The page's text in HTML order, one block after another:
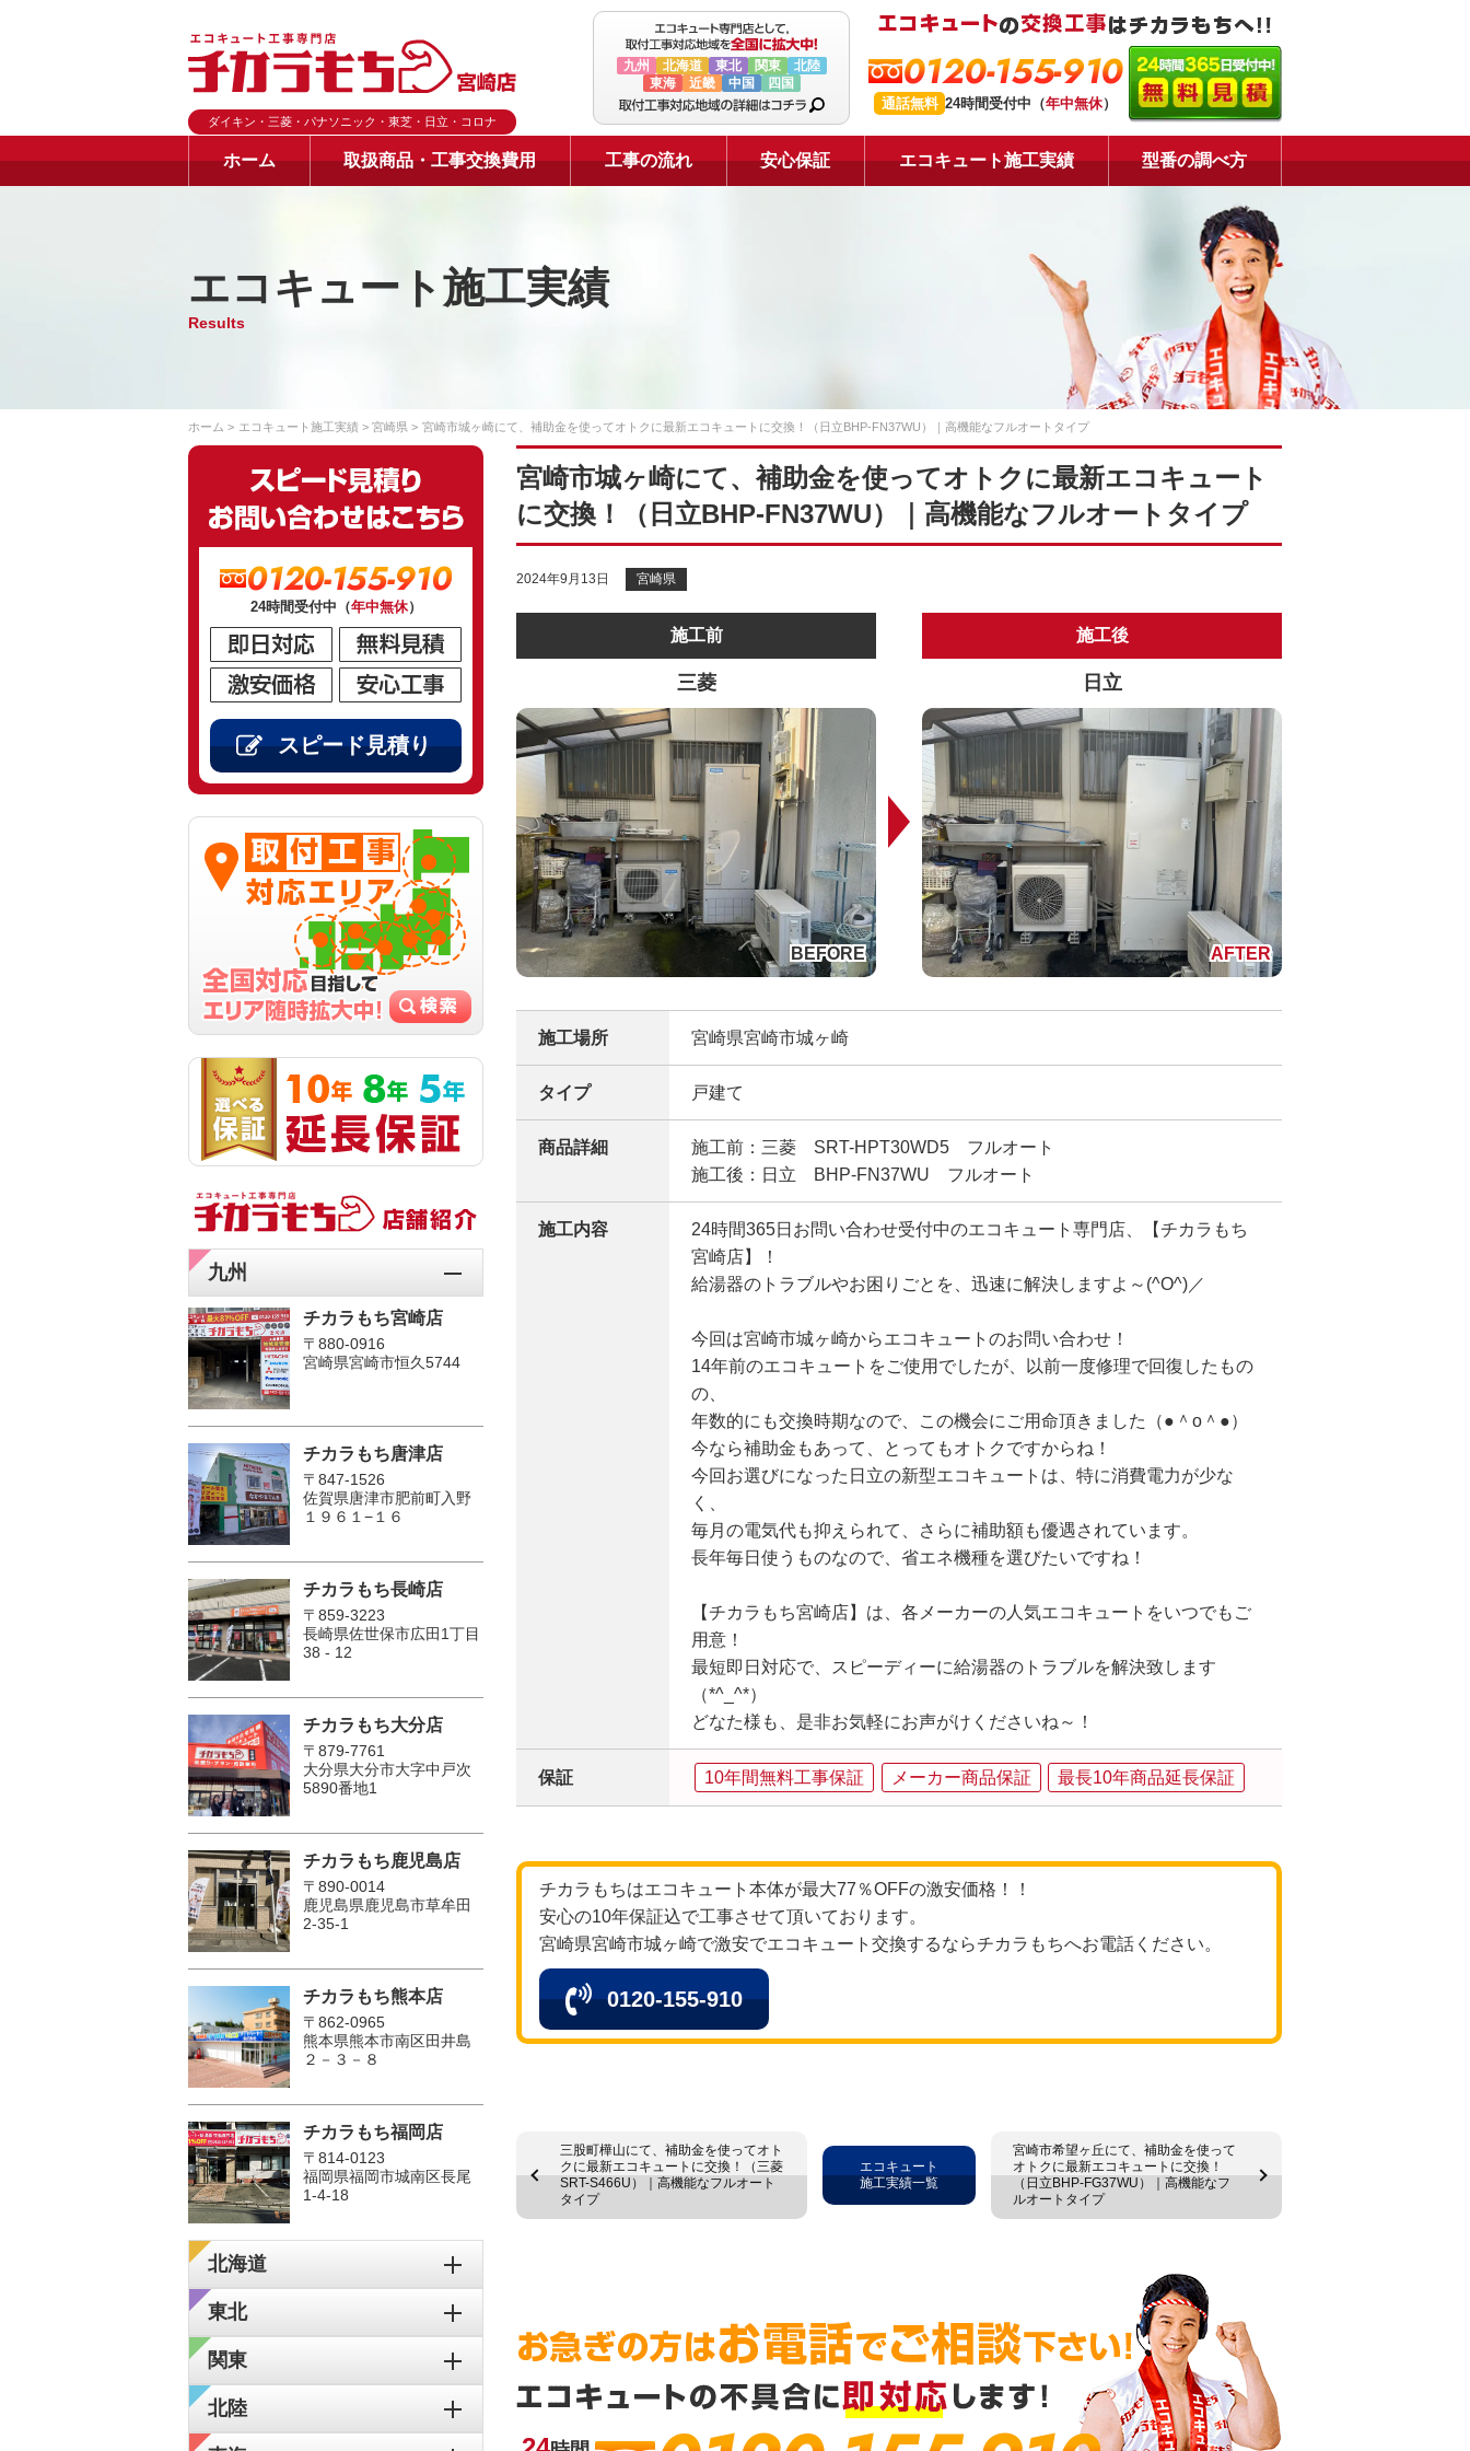
ダイキン・三菱・パナソニック・東芝・日立・コロナ
九州 北海道 東北 関東
北陸
東海
近畿 中国 四国 0120-155-910
通話無料 24時間受付中（年中無休）
ホーム 取扱商品・工事交換費用 工事の流れ 安心保証 エコキュート施工実績 型番の調べ方
エコキュート施工実績
Results
ホーム エコキュート施工実績 宮崎県 宮崎市城ヶ崎にて、補助金を使ってオトクに最新エコキュートに交換！（日立BHP-FN37WU）｜高機能なフルオートタイプ
宮崎市城ヶ崎にて、補助金を使ってオトクに最新エコキュート
に交換！（日立BHP-FN37WU）｜高機能なフルオートタイプ
2024年9月13日 宮崎県
施工前
三菱
施工後
日立
施工場所 宮崎県宮崎市城ヶ崎
タイプ 戸建て
商品詳細
施工前：三菱 SRT-HPT30WD5 フルオート
施工後：日立 BHP-FN37WU フルオート
施工内容
24時間365日お問い合わせ受付中のエコキュート専門店、【チカラもち
宮崎店】！
給湯器のトラブルやお困りごとを、迅速に解決しますよ～(^O^)／
今回は宮崎市城ヶ崎からエコキュートのお問い合わせ！
14年前のエコキュートをご使用でしたが、以前一度修理で回復したもの
の、
年数的にも交換時期なので、この機会にご用命頂きました（●＾o＾●）
今なら補助金もあって、とってもオトクですからね！
今回お選びになった日立の新型エコキュートは、特に消費電力が少な
く、
毎月の電気代も抑えられて、さらに補助額も優遇されています。
長年毎日使うものなので、省エネ機種を選びたいですね！
【チカラもち宮崎店】は、各メーカーの人気エコキュートをいつでもご
用意！
最短即日対応で、スピーディーに給湯器のトラブルを解決致します
（*^_^*）
どなた様も、是非お気軽にお声がけくださいね～！
保証 10年間無料工事保証 メーカー商品保証 最長10年商品延長保証
チカラもちはエコキュート本体が最大77％OFFの激安価格！！
安心の10年保証込で工事させて頂いております。
宮崎県宮崎市城ヶ崎で激安でエコキュート交換するならチカラもちへお電話ください。
0120-155-910
三股町樺山にて、補助金を使ってオト
クに最新エコキュートに交換！（三菱
SRT-S466U）｜高機能なフルオート
タイプ
宮崎市希望ヶ丘にて、補助金を使って
オトクに最新エコキュートに交換！
（日立BHP-FG37WU）｜高機能なフ
ルオートタイプ
エコキュート
施工実績一覧
0120-155-910
24時間受付中（年中無休）
スピード見積り
九州
チカラもち宮崎店
〒880-0916
宮崎県宮崎市恒久5744
チカラもち唐津店
〒847-1526
佐賀県唐津市肥前町入野
１９６１−１６
チカラもち長崎店
〒859-3223
長崎県佐世保市広田1丁目
38 - 12
チカラもち大分店
〒879-7761
大分県大分市大字中戸次
5890番地1
チカラもち鹿児島店
〒890-0014
鹿児島県鹿児島市草牟田
2-35-1
チカラもち熊本店
〒862-0965
熊本県熊本市南区田井島
２－３－８
チカラもち福岡店
〒814-0123
福岡県福岡市城南区長尾
1‐4‐18
北海道
東北
関東
北陸